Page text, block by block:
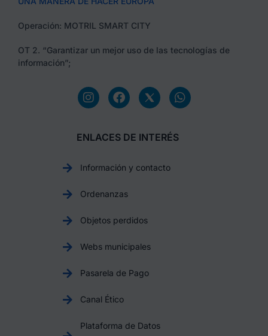
Operación: MOTRIL SMART CITY
OT 2. “Garantizar un mejor uso de las tecnologías de
información”;
ENLACES DE INTERÉS
Información y contacto
Ordenanzas
Objetos perdidos
Webs municipales
Pasarela de Pago
Canal Ético
Plataforma de Datos